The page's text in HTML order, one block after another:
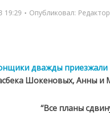
19:29 Опубликовал: Редактор
дважды приезжали
Шокеновых, Анны
“Все планы